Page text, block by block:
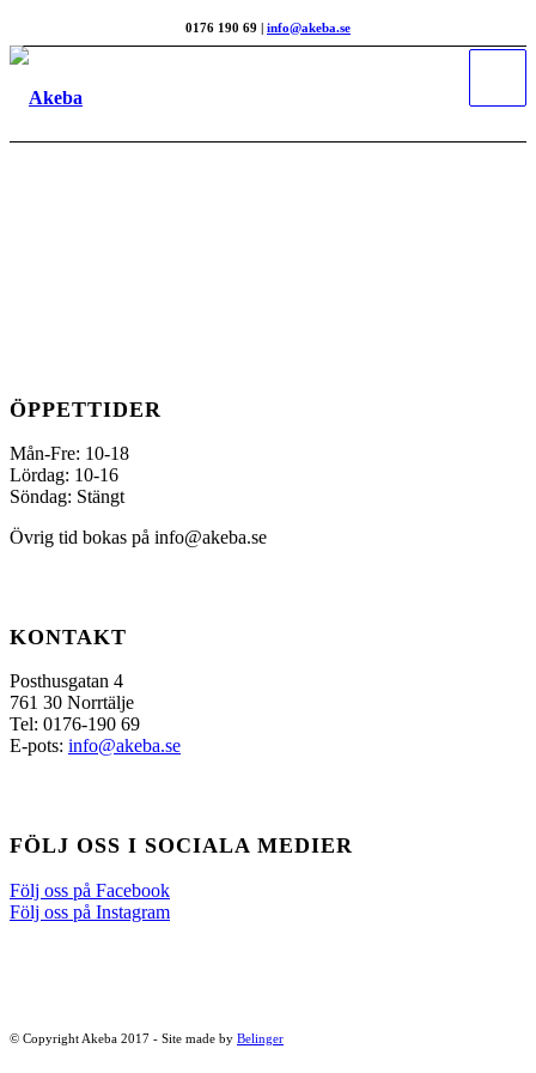
0176 190 69 | info@akeba.se
ÖPPETTIDER
Mån-Fre: 10-18
Lördag: 10-16
Söndag: Stängt
Övrig tid bokas på info@akeba.se
KONTAKT
Posthusgatan 4
761 30 Norrtälje
Tel: 0176-190 69
E-pots: info@akeba.se
FÖLJ OSS I SOCIALA MEDIER
Följ oss på Facebook
Följ oss på Instagram
© Copyright Akeba 2017 - Site made by Belinger